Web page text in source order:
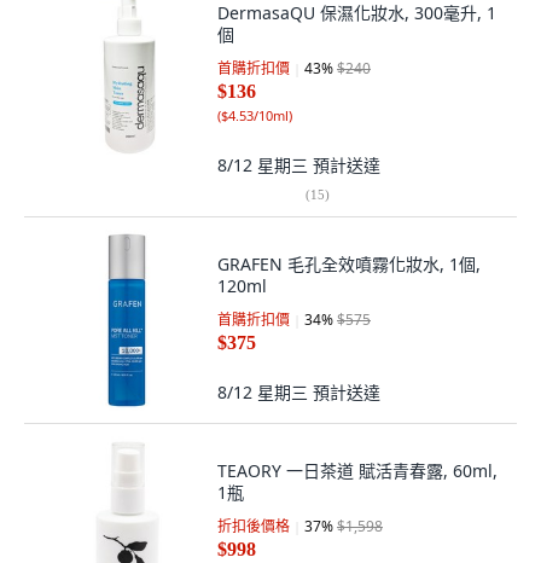
DermasaQU 保濕化妝水, 300毫升, 1
個
首購折扣價 43%$240
$136
($4.53/10ml)
8/12 星期三 預計送達
(15)
GRAFEN 毛孔全效噴霧化妝水, 1個,
120ml
首購折扣價 34%$575
$375
8/12 星期三 預計送達
TEAORY 一日茶道 賦活青春露, 60ml,
1瓶
折扣後價格 37%$1,598
$998